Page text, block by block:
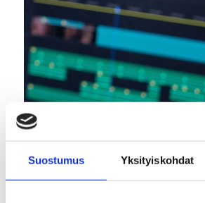
Suostumus Yksityiskohdat
ELOKUVA- JA TV-KOULUTUS